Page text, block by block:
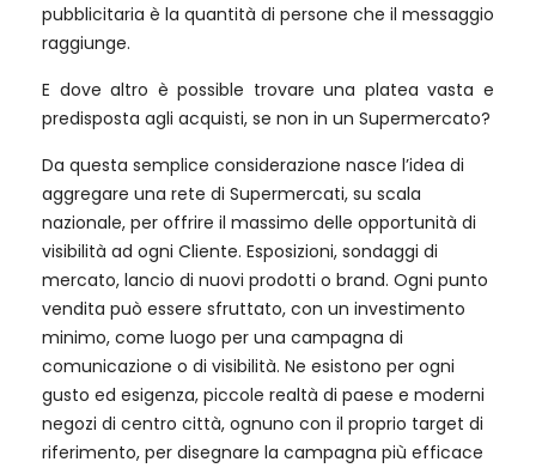
pubblicitaria è la quantità di persone che il messaggio
raggiunge.
E dove altro è possible trovare una platea vasta e
predisposta agli acquisti, se non in un Supermercato?
Da questa semplice considerazione nasce l’idea di
aggregare una rete di Supermercati, su scala
nazionale, per offrire il massimo delle opportunità di
visibilità ad ogni Cliente. Esposizioni, sondaggi di
mercato, lancio di nuovi prodotti o brand. Ogni punto
vendita può essere sfruttato, con un investimento
minimo, come luogo per una campagna di
comunicazione o di visibilità. Ne esistono per ogni
gusto ed esigenza, piccole realtà di paese e moderni
negozi di centro città, ognuno con il proprio target di
riferimento, per disegnare la campagna più efficace